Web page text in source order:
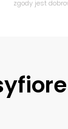
zgody jest